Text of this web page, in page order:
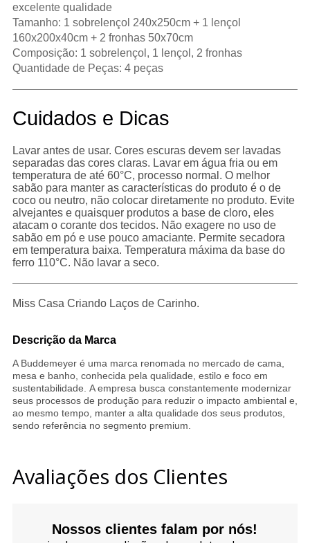
excelente qualidade
Tamanho: 1 sobrelençol 240x250cm + 1 lençol
160x200x40cm + 2 fronhas 50x70cm
Composição: 1 sobrelençol, 1 lençol, 2 fronhas
Quantidade de Peças: 4 peças
Cuidados e Dicas
Lavar antes de usar. Cores escuras devem ser lavadas
separadas das cores claras. Lavar em água fria ou em
temperatura de até 60°C, processo normal. O melhor
sabão para manter as características do produto é o de
coco ou neutro, não colocar diretamente no produto. Evite
alvejantes e quaisquer produtos a base de cloro, eles
atacam o corante dos tecidos. Não exagere no uso de
sabão em pó e use pouco amaciante. Permite secadora
em temperatura baixa. Temperatura máxima da base do
ferro 110°C. Não lavar a seco.
Miss Casa Criando Laços de Carinho.
Descrição da Marca
A Buddemeyer é uma marca renomada no mercado de cama,
mesa e banho, conhecida pela qualidade, estilo e foco em
sustentabilidade. A empresa busca constantemente modernizar
seus processos de produção para reduzir o impacto ambiental e,
ao mesmo tempo, manter a alta qualidade dos seus produtos,
sendo referência no segmento premium.
Avaliações dos Clientes
Nossos clientes falam por nós!